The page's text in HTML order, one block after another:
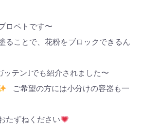
ロペトです〜
ることで、花粉をブロックできるん
ッテン｣でも紹介されました〜
ご希望の方には小分けの容器も一
たずねください